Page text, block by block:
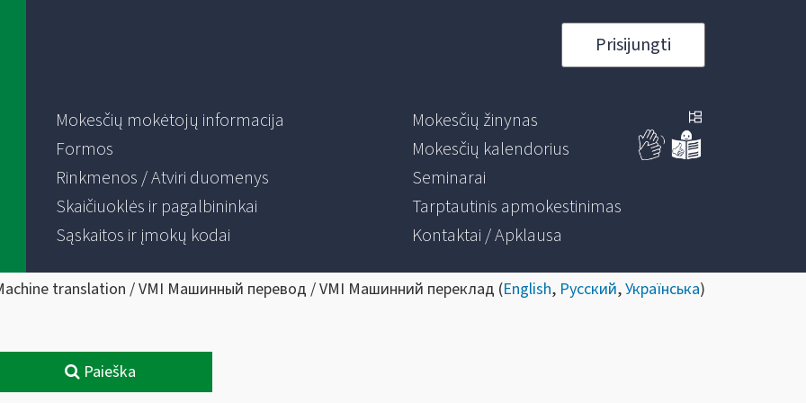
Prisijungti
Mokesčių mokėtojų informacija
Formos
Rinkmenos / Atviri duomenys
Skaičiuoklės ir pagalbininkai
Sąskaitos ir įmokų kodai
Mokesčių žinynas
Mokesčių kalendorius
Seminarai
Tarptautinis apmokestinimas
Kontaktai / Apklausa
translation / VMI Машинный перевод / VMI Машинний переклад (English, Русский,Українська)
Paieška